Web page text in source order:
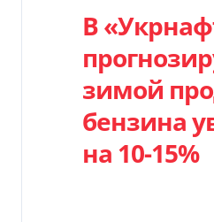
В
зимой
бензина
на 10-15%